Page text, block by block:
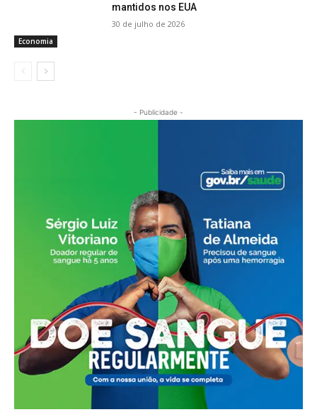
Economia
mantidos nos EUA
30 de julho de 2026
- Publicidade -